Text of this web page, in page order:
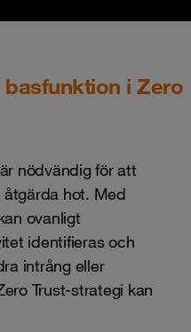
i Zero
nödvändig för att
hot. Med
ovanligt
identifieras och
intrång eller
Trust-strategi kan